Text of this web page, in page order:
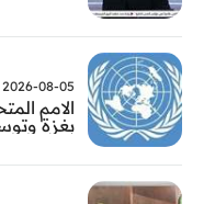
2026-08-05 | 12:12
الامم
بغزة